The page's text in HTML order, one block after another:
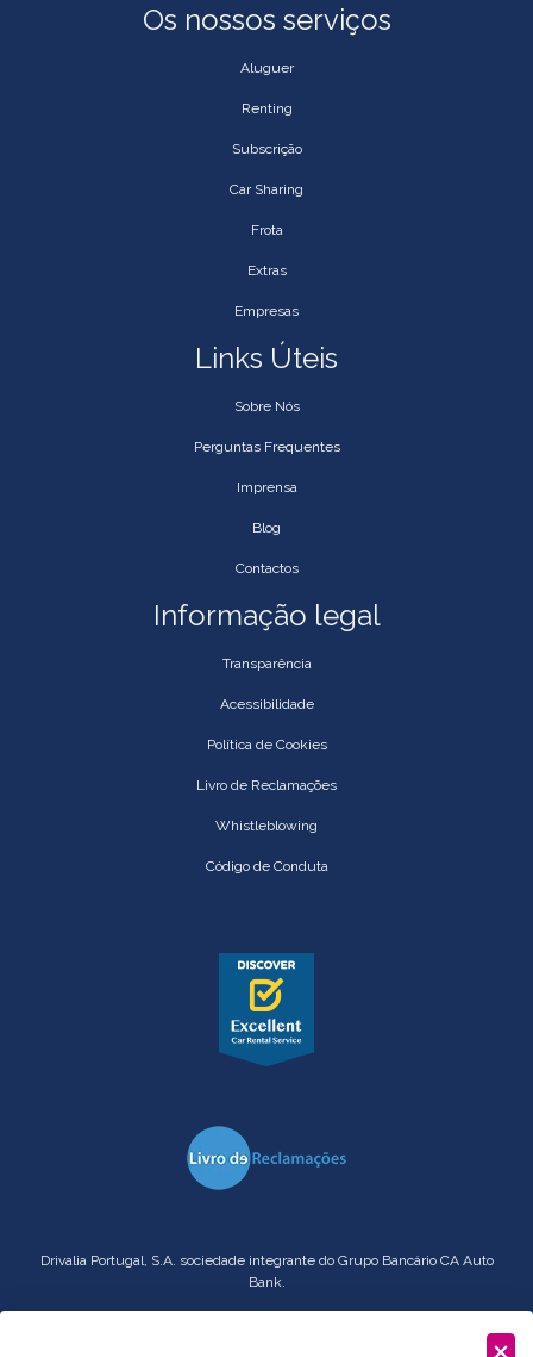
Os nossos serviços
Aluguer
Renting
Subscrição
Car Sharing
Frota
Extras
Empresas
Links Úteis
Sobre Nós
Perguntas Frequentes
Imprensa
Blog
Contactos
Informação legal
Transparência
Acessibilidade
Política de Cookies
Livro de Reclamações
Whistleblowing
Código de Conduta
Drivalia Portugal, S.A. sociedade integrante do Grupo Bancário CA Auto
Bank.